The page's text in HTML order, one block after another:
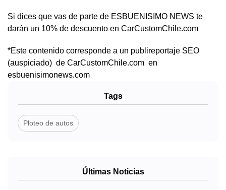
Si dices que vas de parte de ESBUENISIMO NEWS te
darán un 10% de descuento en CarCustomChile.com
*Este contenido corresponde a un publireportaje SEO
(auspiciado) de CarCustomChile.com en
esbuenisimonews.com
Tags
Ploteo de autos
Últimas Noticias